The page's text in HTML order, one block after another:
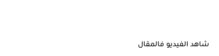
شاهد الفيديو فالمقال